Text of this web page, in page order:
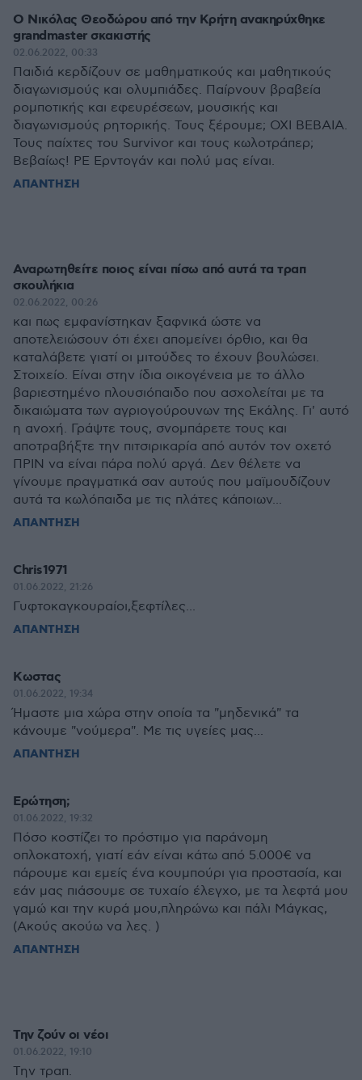
Ο Νικόλας Θεοδώρου από την Κρήτη ανακηρύχθηκε
grandmaster σκακιστής
02.06.2022, 00:33
Παιδιά κερδίζουν σε μαθηματικούς και μαθητικούς
διαγωνισμούς και ολυμπιάδες. Παίρνουν βραβεία
ρομποτικής και εφευρέσεων, μουσικής και
διαγωνισμούς ρητορικής. Τους ξέρουμε; ΟΧΙ ΒΕΒΑΙΑ.
Τους παίχτες του Survivor και τους κωλοτράπερ;
Βεβαίως! ΡΕ Ερντογάν και πολύ μας είναι.
ΑΠΑΝΤΗΣΗ
Αναρωτηθείτε ποιος είναι πίσω από αυτά τα τραπ
σκουλήκια
02.06.2022, 00:26
και πως εμφανίστηκαν ξαφνικά ώστε να
αποτελειώσουν ότι έχει απομείνει όρθιο, και θα
καταλάβετε γιατί οι μιτούδες το έχουν βουλώσει.
Στοιχείο. Είναι στην ίδια οικογένεια με το άλλο
βαριεστημένο πλουσιόπαιδο που ασχολείται με τα
δικαιώματα των αγριογούρουνων της Εκάλης. Γι' αυτό
η ανοχή. Γράψτε τους, σνομπάρετε τους και
αποτραβήξτε την πιτσιρικαρία από αυτόν τον οχετό
ΠΡΙΝ να είναι πάρα πολύ αργά. Δεν θέλετε να
γίνουμε πραγματικά σαν αυτούς που μαϊμουδίζουν
αυτά τα κωλόπαιδα με τις πλάτες κάποιων...
ΑΠΑΝΤΗΣΗ
Chris1971
01.06.2022, 21:26
Γυφτοκαγκουραίοι,ξεφτίλες...
ΑΠΑΝΤΗΣΗ
Κωστας
01.06.2022, 19:34
Ήμαστε μια χώρα στην οποία τα "μηδενικά" τα
κάνουμε "νούμερα". Με τις υγείες μας...
ΑΠΑΝΤΗΣΗ
Ερώτηση;
01.06.2022, 19:32
Πόσο κοστίζει το πρόστιμο για παράνομη
οπλοκατοχή, γιατί εάν είναι κάτω από 5.000€ να
πάρουμε και εμείς ένα κουμπούρι για προστασία, και
εάν μας πιάσουμε σε τυχαίο έλεγχο, με τα λεφτά μου
γαμώ και την κυρά μου,πληρώνω και πάλι Μάγκας,
(Ακούς ακούω να λες. )
ΑΠΑΝΤΗΣΗ
Την ζούν οι νέοι
01.06.2022, 19:10
Την τραπ.